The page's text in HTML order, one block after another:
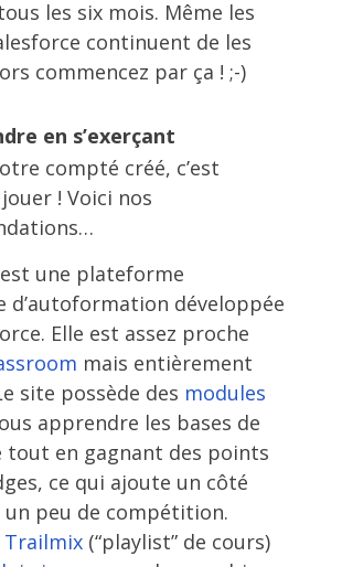
les six mois. Même les
continuent de les
commencez par ça ! ;-)
en s’exerçant
compté créé, c’est
jouer ! Voici nos
est une plateforme
d’autoformation développée
Elle est assez proche
mais entièrement
site possède des modules
apprendre les bases de
tout en gagnant des points
ce qui ajoute un côté
un peu de compétition.
Trailmix (“playlist” de cours)